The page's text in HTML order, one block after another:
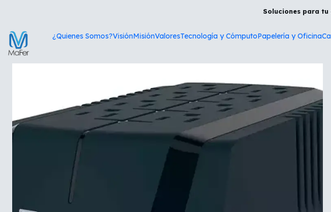
¿Quienes Somos?VisiónMisiónValoresTecnología y CómputoPapelería y Oficina
Soluciones para
Tecnología y Cómputo